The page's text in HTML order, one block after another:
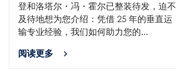
登和洛塔尔・冯・霍尔已整装待发，迫不
及待地想为您介绍：凭借 25 年的垂直运
输专业经验，我们如何助力您的...
阅读更多